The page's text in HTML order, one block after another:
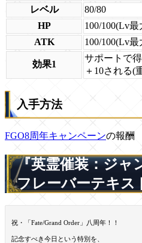
レベル
80/80
HP
100/100(Lv最
ATK
100/100(Lv最
効果1
サポートで
＋10される(
入手方法
FGO8周年キャンペーンの報酬
『英霊催装：ジャ
フレーバーテキス
祝・「Fate/Grand Order」八周年！！
記念すべき今日という特別を、